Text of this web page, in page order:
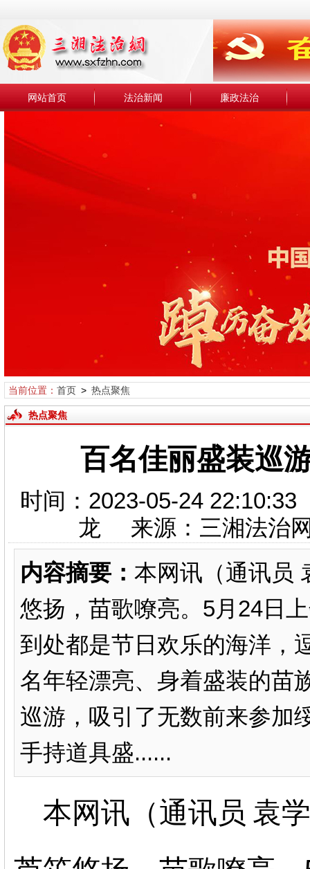
网站首页 法治新闻 廉政法治
当前位置： 首页> 热点聚焦
热点聚焦
百名佳丽盛装巡
时间：2023-05-24
龙 来源：三湘法治
内容摘要： 本网讯（通讯员
悠扬，苗歌嘹亮。5月24日
到处都是节日欢乐的海洋
名年轻漂亮、身着盛装的苗
巡游，吸引了无数前来参加
手持道具盛......
本网讯 （通讯员 袁